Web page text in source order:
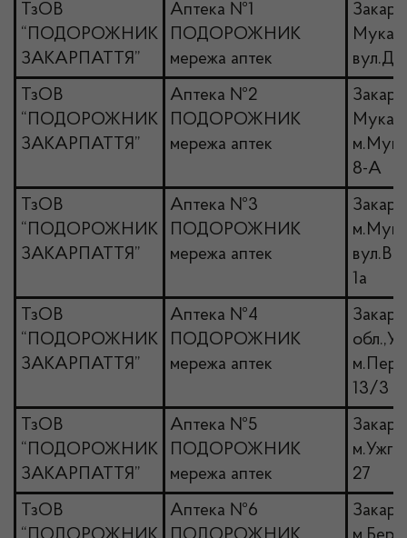
ТзОВ
“ПОДОРОЖНИК
ЗАКАРПАТТЯ”
Аптека №1
ПОДОРОЖНИК
мережа аптек
ТзОВ
“ПОДОРОЖНИК
ЗАКАРПАТТЯ”
Аптека №2
ПОДОРОЖНИК
мережа аптек
8-А
ТзОВ
“ПОДОРОЖНИК
ЗАКАРПАТТЯ”
Аптека №3
ПОДОРОЖНИК
мережа аптек
1а
ТзОВ
“ПОДОРОЖНИК
ЗАКАРПАТТЯ”
Аптека №4
ПОДОРОЖНИК
мережа аптек
13/3
ТзОВ
“ПОДОРОЖНИК
ЗАКАРПАТТЯ”
Аптека №5
ПОДОРОЖНИК
мережа аптек
27
ТзОВ
Аптека №6